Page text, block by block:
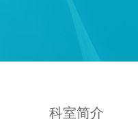
科室简介